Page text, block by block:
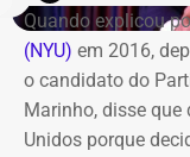
Quando explicou
(NYU) em 2016,
o candidato do
Marinho, disse
Unidos porque